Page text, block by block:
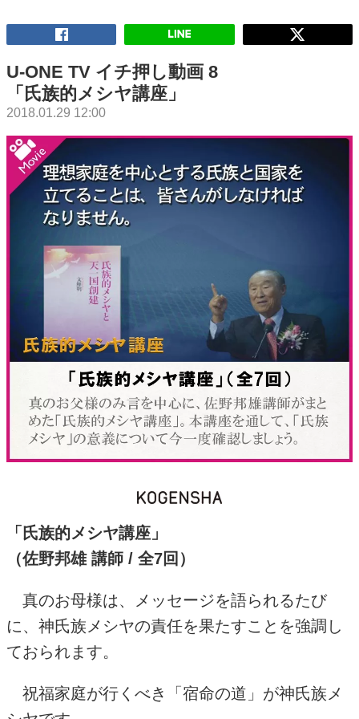
U-ONE TV イチ押し動画 8
「氏族的メシヤ講座」
2018.01.29 12:00
「氏族的メシヤ講座」
（佐野邦雄 講師 / 全7回）
真のお母様は、メッセージを語られるたび
に、神氏族メシヤの責任を果たすことを強調し
ておられます。
祝福家庭が行くべき「宿命の道」が神氏族メ